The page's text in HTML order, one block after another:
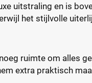
uitstraling en is
het stijlvolle
ruimte om alles
extra praktisch